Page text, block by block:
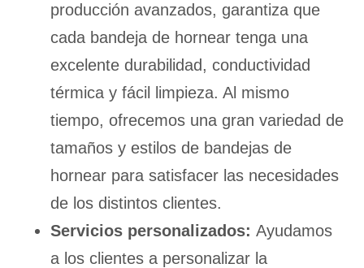
producción avanzados, garantiza que
cada bandeja de hornear tenga una
excelente durabilidad, conductividad
térmica y fácil limpieza. Al mismo
tiempo, ofrecemos una gran variedad de
tamaños y estilos de bandejas de
hornear para satisfacer las necesidades
de los distintos clientes.
Servicios personalizados:Ayudamos
a los clientes a personalizar la